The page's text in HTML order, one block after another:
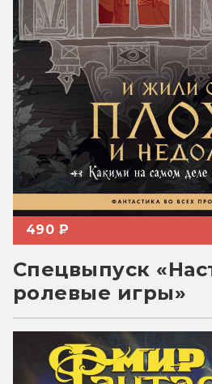
490 ₽
Спецвыпуск
ролевые игры»